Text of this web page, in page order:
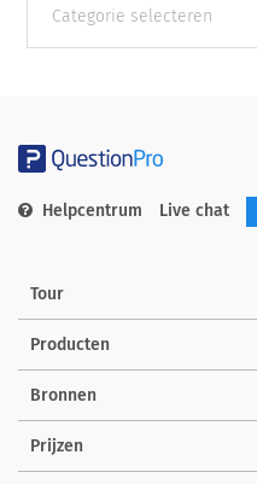
categorieën
Helpcentrum Live chat
Tour
Producten
Bronnen
Prijzen